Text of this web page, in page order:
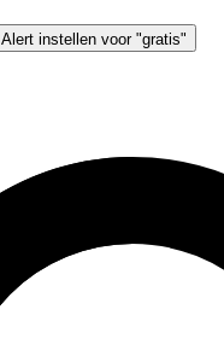
Alert instellen voor "gratis"